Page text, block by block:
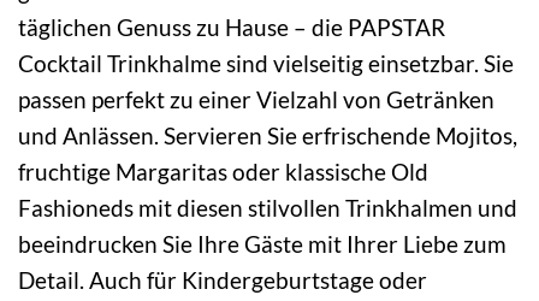
täglichen Genuss zu Hause – die PAPSTAR
Cocktail Trinkhalme sind vielseitig einsetzbar. Sie
passen perfekt zu einer Vielzahl von Getränken
und Anlässen. Servieren Sie erfrischende Mojitos,
fruchtige Margaritas oder klassische Old
Fashioneds mit diesen stilvollen Trinkhalmen und
beeindrucken Sie Ihre Gäste mit Ihrer Liebe zum
Detail. Auch für Kindergeburtstage oder